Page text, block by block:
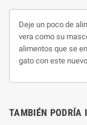
Deje un poco de
vera como su
alimentos que se
gato con este
TAMBIÉN PODRÍA